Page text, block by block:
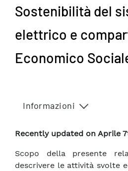
Sostenibilità del
elettrico e
Economico
Informazioni
Recently updated on Aprile
Scopo della presente
descrivere le attività svolte